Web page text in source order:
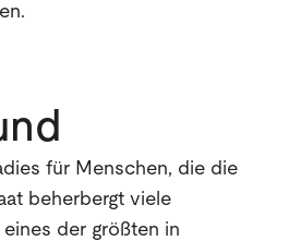
für Menschen, die die
beherbergt viele
der größten in